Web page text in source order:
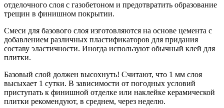
отделочного слоя с газобетоном и предотвратить образование
трещин в финишном покрытии.
Смеси для базового слоя изготовляются на основе цемента с
добавлением различных пластификаторов для придания
составу эластичности. Иногда используют обычный клей для
плитки.
Базовый слой должен высохнуть! Считают, что 1 мм слоя
высыхает 1 сутки. В зависимости от погодных условий
приступать к финишной отделке или наклейке керамической
плитки рекомендуют, в среднем, через неделю.